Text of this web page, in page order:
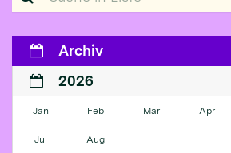
Archiv
2026
Jan Feb Mär Apr
Jul Aug